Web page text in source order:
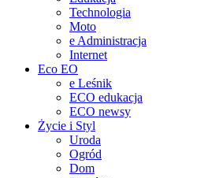
Technologia
Moto
e Administracja
Internet
Eco EO
e Leśnik
ECO edukacja
ECO newsy
Życie i Styl
Uroda
Ogród
Dom